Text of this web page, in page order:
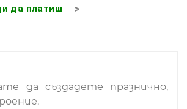
да платиш
да създадете празнично,